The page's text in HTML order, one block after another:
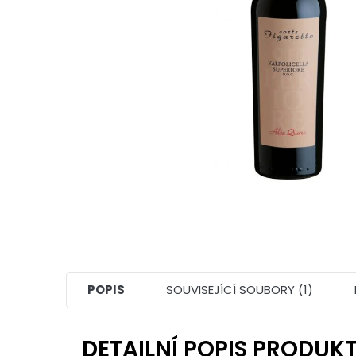
POPIS SOUVISEJÍCÍ SOUBORY (1)
DETAILNÍ POPIS